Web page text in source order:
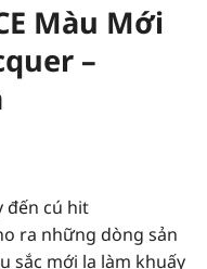
Màu Mới
–
đến cú hit
ra những dòng sản
sắc mới lạ làm khuấy